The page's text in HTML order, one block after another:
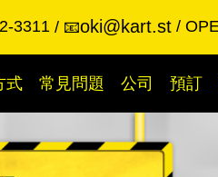
3311 📧oki@kart.st
式 常見問題 公司 預訂